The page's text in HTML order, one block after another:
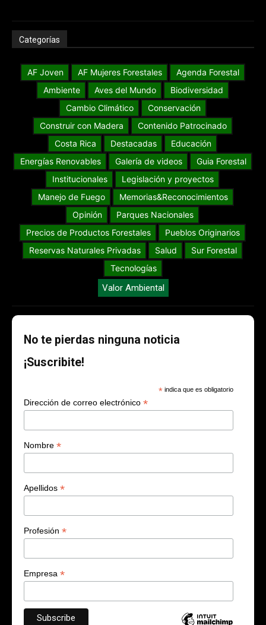
Categorías
AF Joven AF Mujeres Forestales
Agenda Forestal
Ambiente
Aves del Mundo
Biodiversidad
Cambio Climático
Conservación
Construir con Madera
Contenido Patrocinado
Costa Rica
Destacadas
Educación
Energías Renovables
Galería de videos
Guia Forestal
Institucionales
Legislación y proyectos
Manejo de Fuego
Memorias&Reconocimientos
Opinión
Parques Nacionales
Precios de Productos Forestales
Pueblos Originarios
Reservas Naturales Privadas
Salud
Sur Forestal
Tecnologías
Valor Ambiental
No te pierdas ninguna noticia
¡Suscribite!
* indica que es obligatorio
Dirección de correo electrónico *
Nombre *
Apellidos *
Profesión *
Empresa *